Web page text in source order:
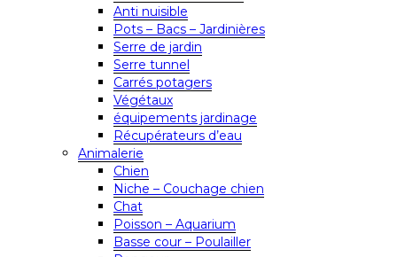
Anti nuisible
Pots – Bacs – Jardinières
Serre de jardin
Serre tunnel
Carrés potagers
Végétaux
équipements jardinage
Récupérateurs d’eau
Animalerie
Chien
Niche – Couchage chien
Chat
Poisson – Aquarium
Basse cour – Poulailler